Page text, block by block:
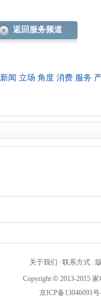
返回服务频道
新闻 立场 角度 消费 服务
关于我们 联系方式
Copyright © 2013-2015
京ICP备13046091号